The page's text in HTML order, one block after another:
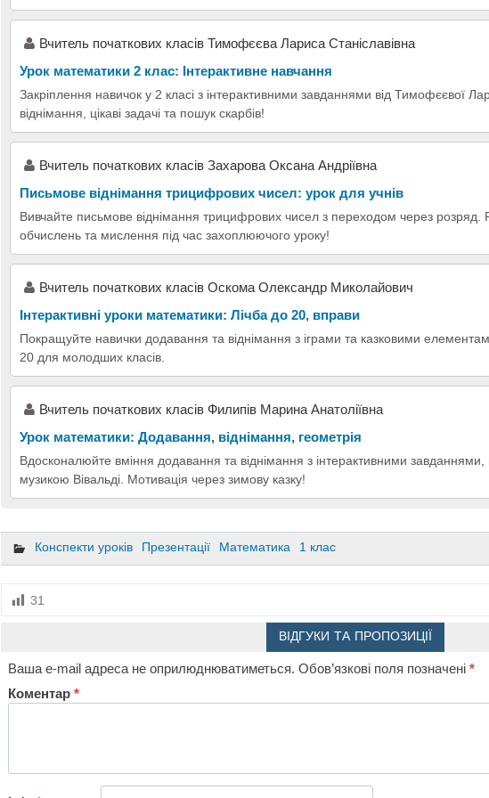
Вчитель початкових класів Тимофєєва Лариса Станіславівна
Урок математики 2 клас: Інтерактивне навчання
Закріплення навичок у 2 класі з інтерактивними завданнями від Тимофєєвої
віднімання, цікаві задачі та пошук скарбів!
Вчитель початкових класів Захарова Оксана Андріївна
Письмове віднімання трицифрових чисел: урок для учнів
Вивчайте письмове віднімання трицифрових чисел з переходом через розряд.
обчислень та мислення під час захоплюючого уроку!
Вчитель початкових класів Оскома Олександр Миколайович
Інтерактивні уроки математики: Лічба до 20, вправи
Покращуйте навички додавання та віднімання з іграми та казковими
20 для молодших класів.
Вчитель початкових класів Филипів Марина Анатоліївна
Урок математики: Додавання, віднімання, геометрія
Вдосконалюйте вміння додавання та віднімання з інтерактивними завданнями,
музикою Вівальді. Мотивація через зимову казку!
Конспекти уроків Презентації Математика 1 клас
31
ВІДГУКИ ТА ПРОПОЗИЦІЇ
Ваша e-mail адреса не оприлюднюватиметься. Обов’язкові поля позначені *
Коментар *